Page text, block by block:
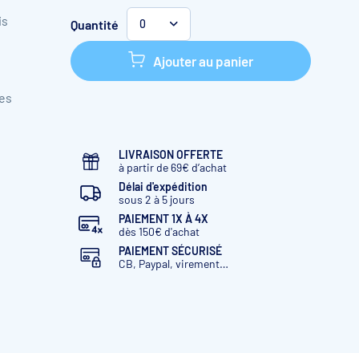
Hauteur : 120 cm
Hauteur : 133 cm
Hauteur : 146 cm
Quantité 0
Ajouter au panier
LIVRAISON OFFERTE
à partir de 69€ d’achat
Délai d'expédition
sous 2 à 5 jours
PAIEMENT 1X À 4X
dès 150€ d'achat
PAIEMENT SÉCURISÉ
CB, Paypal, virement…